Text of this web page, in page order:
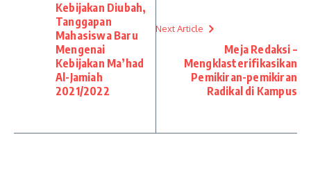
Kebijakan Diubah,
Tanggapan
Mahasiswa Baru
Mengenai
Kebijakan Ma’had
Al-Jamiah
2021/2022
Next Article
Meja Redaksi –
Mengklasterifikasikan
Pemikiran-pemikiran
Radikal di Kampus